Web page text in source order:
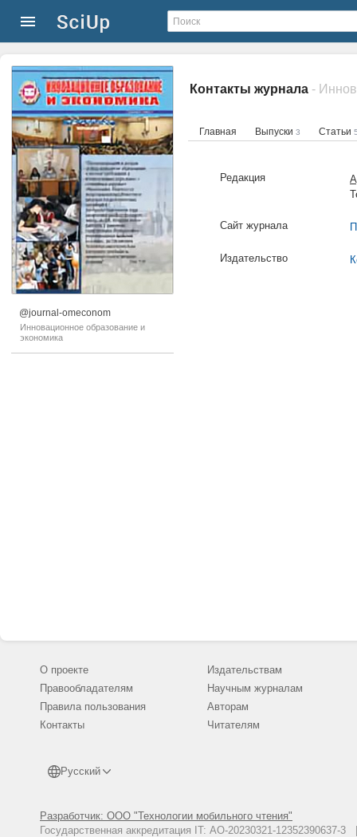
@journal-omeconom
Инновационное образование и
экономика
Контакты журнала -
Главная Выпуски 3 Статьи
Редакция
Сайт журнала
Издательство
О проекте
Правообладателям
Правила пользования
Контакты
Русский
Разработчик: ООО "Технологии мобильного чтения"
Государственная аккредитация IT: АО-20230321-
Издательствам
Научным журналам
Авторам
Читателям